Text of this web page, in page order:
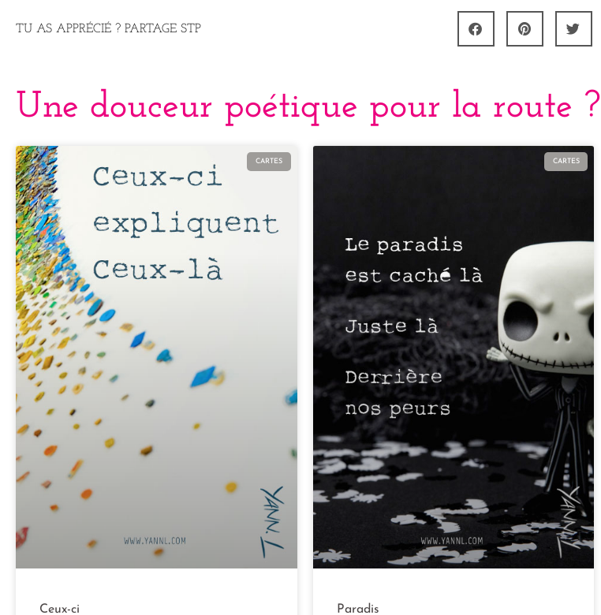
TU AS APPRÉCIÉ ? PARTAGE STP
Une douceur poétique pour la route ?
CARTES
Ceux-ci
CARTES
Paradis